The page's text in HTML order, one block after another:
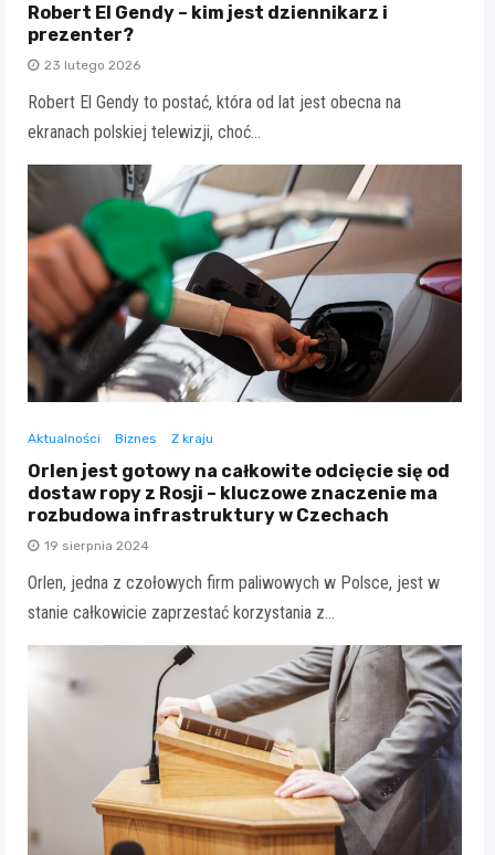
Robert El Gendy – kim jest dziennikarz i
prezenter?
23 lutego 2026
Robert El Gendy to postać, która od lat jest obecna na
ekranach polskiej telewizji, choć…
Aktualności Biznes Z kraju
Orlen jest gotowy na całkowite odcięcie się od
dostaw ropy z Rosji – kluczowe znaczenie ma
rozbudowa infrastruktury w Czechach
19 sierpnia 2024
Orlen, jedna z czołowych firm paliwowych w Polsce, jest w
stanie całkowicie zaprzestać korzystania z…